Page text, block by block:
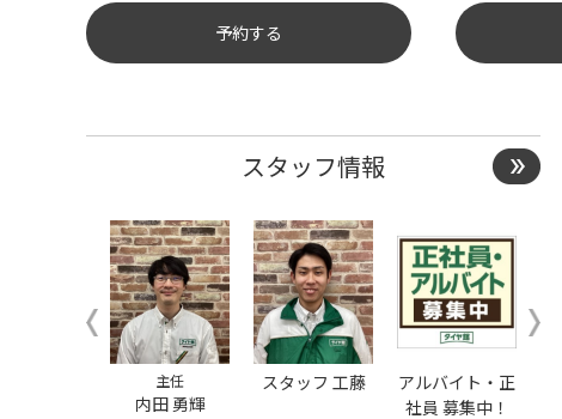
予約する
替え※タイヤ履き替えを希望のク
ローク契約会員の方はこちらを選
択ください
本日のタイヤ履き替え順番待ち予
約 ※クローク契約会員の方はご利
用いただけません
スタッフ情報
主任
内田 勇輝
スタッフ 工藤
アルバイト・正
社員 募集中！
キッズスペース ウェイティングコーナー